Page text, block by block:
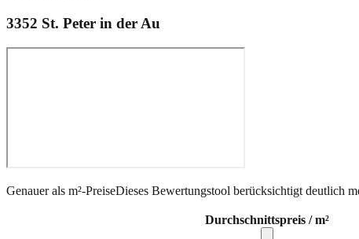
3352 St. Peter in der Au
Genauer als m²-PreiseDieses Bewertungstool berücksichtigt deutlich
Durchschnittspreis / m²